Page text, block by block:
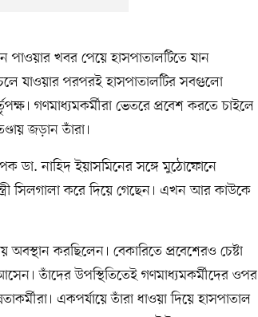
পাওয়ার খবর পেয়ে হাসপাতালটিতে যান
চলে যাওয়ার পরপরই হাসপাতালটির সবগুলো
গণমাধ্যমকর্মীরা ভেতরে প্রবেশ করতে চাইলে
জড়ান তাঁরা।
ডা. নাহিদ ইয়াসমিনের সঙ্গে মুঠোফোনে
সিলগালা করে দিয়ে গেছেন। এখন আর কাউকে
করছিলেন। বেকারিতে প্রবেশেরও চেষ্টা
তাঁদের উপস্থিতিতেই গণমাধ্যমকর্মীদের ওপর
একপর্যায়ে তাঁরা ধাওয়া দিয়ে হাসপাতাল